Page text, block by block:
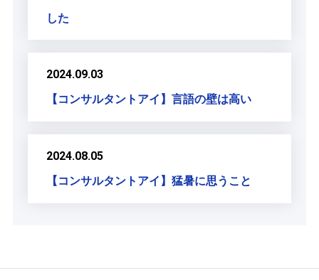
した
2024.09.03
【コンサルタントアイ】言語の壁は高い
2024.08.05
【コンサルタントアイ】猛暑に思うこと